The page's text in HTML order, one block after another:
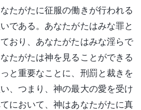
たがたに征服の働きが行われる
である。あなたがたはみな罪と
おり、あなたがたはみな淫らで
たがたは神を見ることができる
と重要なことに、刑罰と裁きを
、つまり、神の最大の愛を受け
において、神はあなたがたに真